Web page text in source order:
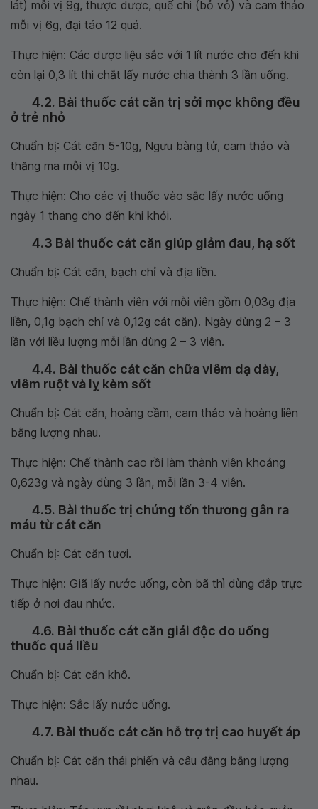
lát) mỗi vị 9g, thược dược, quế chi (bỏ vỏ) và cam thảo
mỗi vị 6g, đại táo 12 quả.
Thực hiện: Các dược liệu sắc với 1 lít nước cho đến khi
còn lại 0,3 lít thì chắt lấy nước chia thành 3 lần uống.
4.2. Bài thuốc cát căn trị sởi mọc không đều
ở trẻ nhỏ
Chuẩn bị: Cát căn 5-10g, Ngưu bàng tử, cam thảo và
thăng ma mỗi vị 10g.
Thực hiện: Cho các vị thuốc vào sắc lấy nước uống
ngày 1 thang cho đến khi khỏi.
4.3 Bài thuốc cát căn giúp giảm đau, hạ sốt
Chuẩn bị: Cát căn, bạch chỉ và địa liền.
Thực hiện: Chế thành viên với mỗi viên gồm 0,03g địa
liền, 0,1g bạch chỉ và 0,12g cát căn). Ngày dùng 2 – 3
lần với liều lượng mỗi lần dùng 2 – 3 viên.
4.4. Bài thuốc cát căn chữa viêm dạ dày,
viêm ruột và lỵ kèm sốt
Chuẩn bị: Cát căn, hoàng cầm, cam thảo và hoàng liên
bằng lượng nhau.
Thực hiện: Chế thành cao rồi làm thành viên khoảng
0,623g và ngày dùng 3 lần, mỗi lần 3-4 viên.
4.5. Bài thuốc trị chứng tổn thương gân ra
máu từ cát căn
Chuẩn bị: Cát căn tươi.
Thực hiện: Giã lấy nước uống, còn bã thì dùng đắp trực
tiếp ở nơi đau nhức.
4.6. Bài thuốc cát căn giải độc do uống
thuốc quá liều
Chuẩn bị: Cát căn khô.
Thực hiện: Sắc lấy nước uống.
4.7. Bài thuốc cát căn hỗ trợ trị cao huyết áp
Chuẩn bị: Cát căn thái phiến và câu đằng bằng lượng
nhau.